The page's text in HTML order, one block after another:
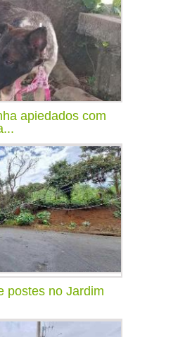
apiedados com
postes no Jardim